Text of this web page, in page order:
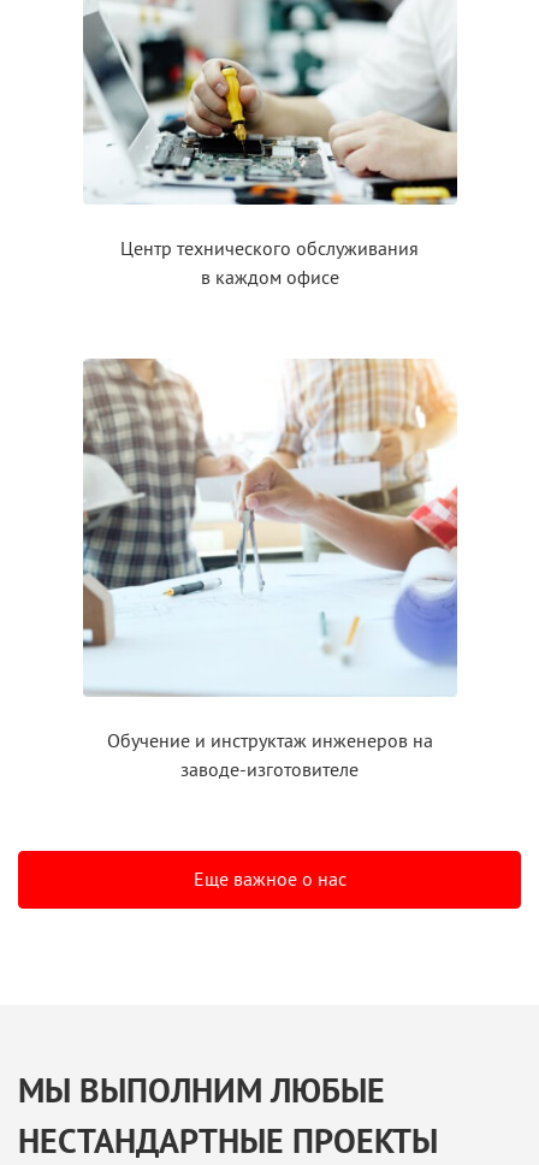
Центр технического обслуживания
в каждом офисе
Обучение и инструктажинженеров на
заводе-изготовителе
Еще важное о нас
МЫ ВЫПОЛНИМ ЛЮБЫЕ
НЕСТАНДАРТНЫЕ ПРОЕКТЫ